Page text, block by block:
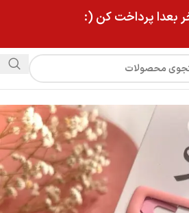
بعدا پرداخت کن (: